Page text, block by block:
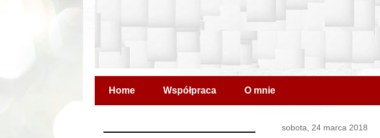
Home Współpraca O mnie
sobota, 24 marca 2018